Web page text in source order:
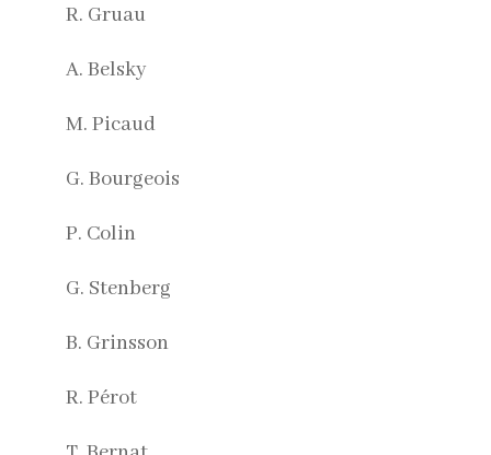
R. Gruau
A. Belsky
M. Picaud
G. Bourgeois
P. Colin
G. Stenberg
B. Grinsson
R. Pérot